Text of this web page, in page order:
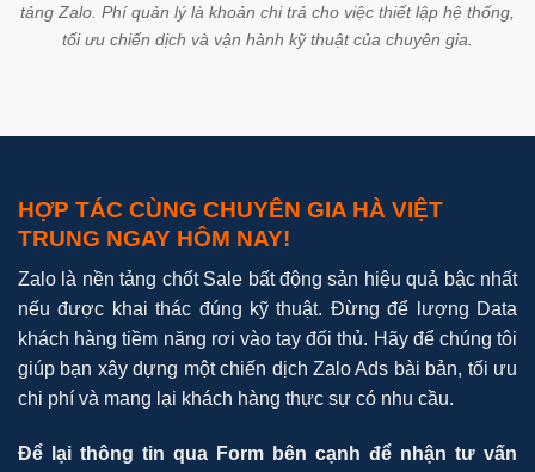
tảng Zalo. Phí quản lý là khoản chi trả cho việc thiết lập hệ thống,
tối ưu chiến dịch và vận hành kỹ thuật của chuyên gia.
HỢP TÁC CÙNG CHUYÊN GIA HÀ VIỆT
TRUNG NGAY HÔM NAY!
Zalo là nền tảng chốt Sale bất động sản hiệu quả bậc nhất
nếu được khai thác đúng kỹ thuật. Đừng để lượng Data
khách hàng tiềm năng rơi vào tay đối thủ. Hãy để chúng tôi
giúp bạn xây dựng một chiến dịch Zalo Ads bài bản, tối ưu
chi phí và mang lại khách hàng thực sự có nhu cầu.
Để lại thông tin qua Form bên cạnh để nhận tư vấn